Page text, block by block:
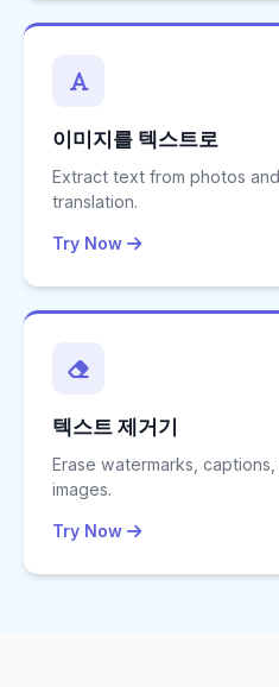
이미지를 텍스트로
Extract text from photos
translation.
Try Now
텍스트 제거기
Erase watermarks,
images.
Try Now